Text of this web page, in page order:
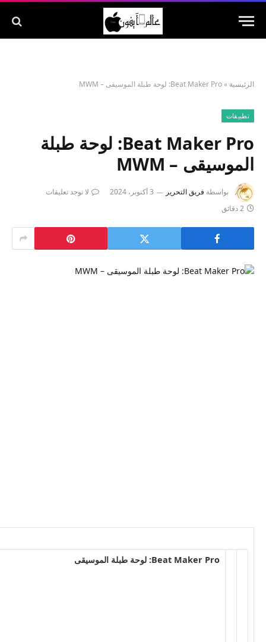
الرئيسية »Beat Maker Pro: لوحة طبلة الموسيقى – MWM
تطبيقات
Beat Maker Pro: لوحة طبلة
الموسيقى – MWM
بواسطة فريق التحرير 3 أكتوبر، 2024
لا توجد تعليقات
2 دقائق
Beat Maker Pro: لوحة طبلة الموسيقى